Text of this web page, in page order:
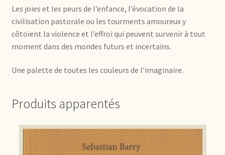
Les joies et les peurs de l’enfance, l’évocation de la
civilisation pastorale ou les tourments amoureux y
côtoient la violence et l’effroi qui peuvent survenir à tout
moment dans des mondes futurs et incertains.
Une palette de toutes les couleurs de l’imaginaire.
Produits apparentés